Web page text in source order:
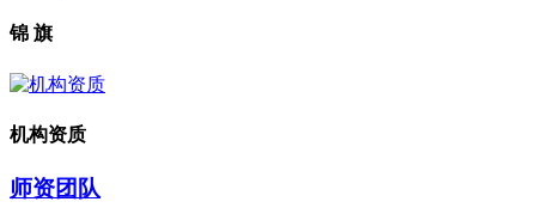
锦 旗
机构资质
师资团队